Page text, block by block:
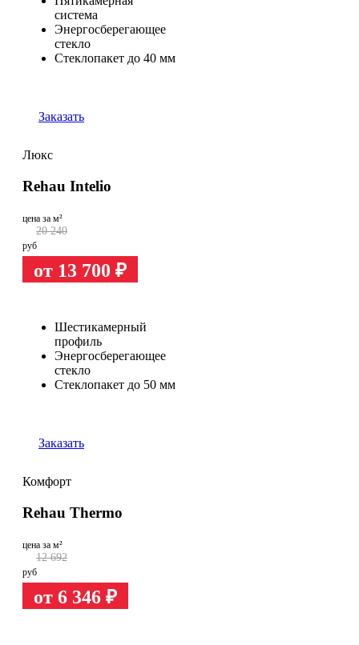
система
Энергосберегающее
стекло
Стеклопакет до 40 мм
Люкс
Rehau Intelio
цена за м²
20 240
руб
от 13 700 ₽
Шестикамерный
профиль
Энергосберегающее
стекло
Стеклопакет до 50 мм
Заказать
Комфорт
Rehau Thermo
цена за м²
12 692
руб
от 6 346 ₽
Заказать